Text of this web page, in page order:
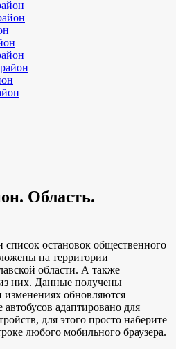
Область.
остановок общественного
на территории
области. А также
них. Данные получены
обновляются
автобусов адаптировано для
для этого просто наберите
любого мобильного браузера.